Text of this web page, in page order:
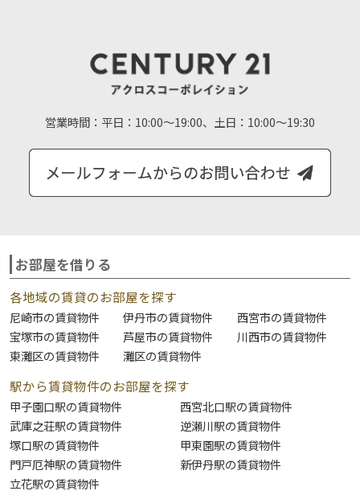
営業時間： 平日：10:00～19:00、土日：10:00～19:30
お部屋を借りる
各地域の賃貸のお部屋を探す
尼崎市の賃貸物件 伊丹市の賃貸物件
西宮市の賃貸物件
宝塚市の賃貸物件
芦屋市の賃貸物件
川西市の賃貸物件
東灘区の賃貸物件
灘区の賃貸物件
駅から賃貸物件のお部屋を探す
甲子園口駅の賃貸物件
西宮北口駅の賃貸物件
武庫之荘駅の賃貸物件
逆瀬川駅の賃貸物件
塚口駅の賃貸物件
甲東園駅の賃貸物件
門戸厄神駅の賃貸物件
新伊丹駅の賃貸物件
立花駅の賃貸物件